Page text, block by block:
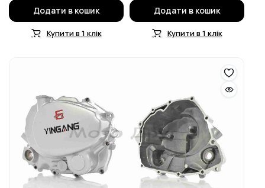
Додати в кошик
Купити в 1 клік
Додати в кошик
Купити в 1 клік